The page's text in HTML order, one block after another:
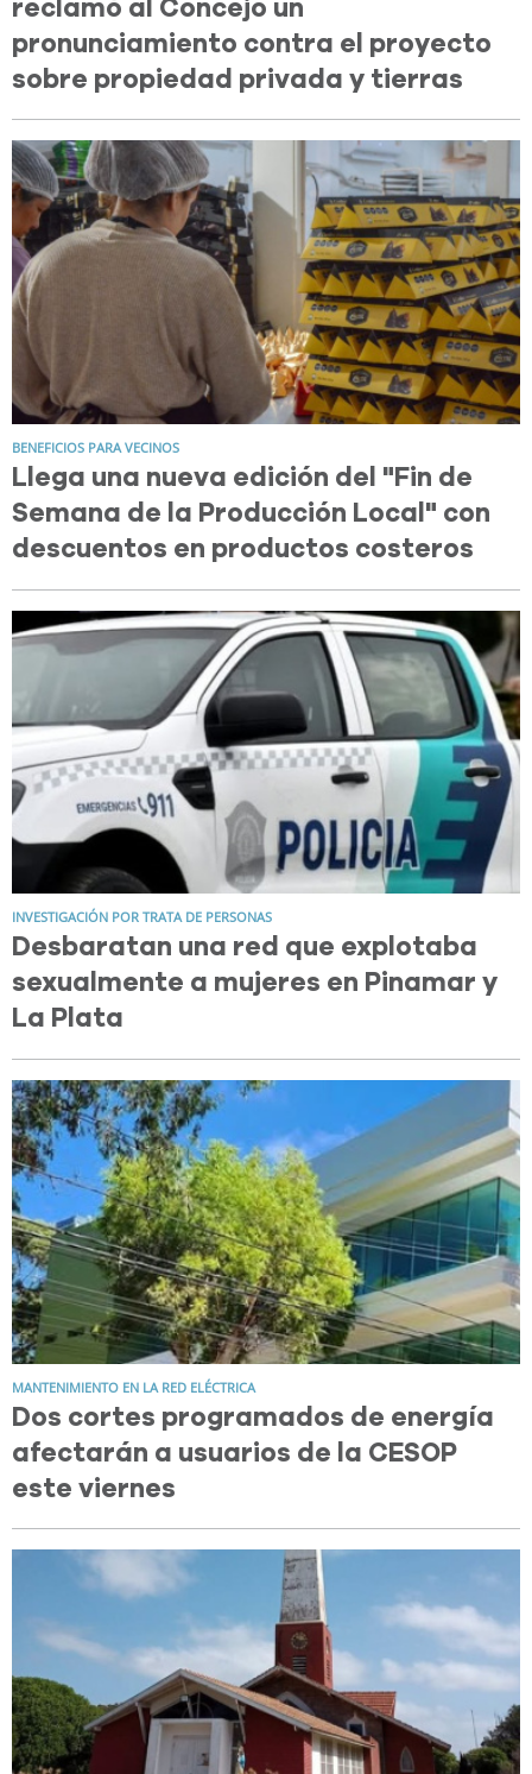
reclamó al Concejo un
pronunciamiento contra el proyecto
sobre propiedad privada y tierras
BENEFICIOS PARA VECINOS
Llega una nueva edición del "Fin de
Semana de la Producción Local" con
descuentos en productos costeros
INVESTIGACIÓN POR TRATA DE PERSONAS
Desbaratan una red que explotaba
sexualmente a mujeres en Pinamar y
La Plata
MANTENIMIENTO EN LA RED ELÉCTRICA
Dos cortes programados de energía
afectarán a usuarios de la CESOP
este viernes